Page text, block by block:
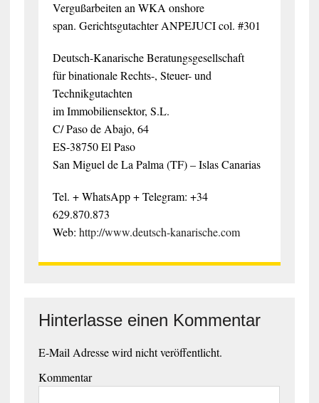
Vergußarbeiten an WKA onshore
span. Gerichtsgutachter ANPEJUCI col. #301
Deutsch-Kanarische Beratungsgesellschaft
für binationale Rechts-, Steuer- und
Technikgutachten
im Immobiliensektor, S.L.
C/ Paso de Abajo, 64
ES-38750 El Paso
San Miguel de La Palma (TF) – Islas Canarias
Tel. + WhatsApp + Telegram: +34
629.870.873
Web: http://www.deutsch-kanarische.com
Hinterlasse einen Kommentar
E-Mail Adresse wird nicht veröffentlicht.
Kommentar